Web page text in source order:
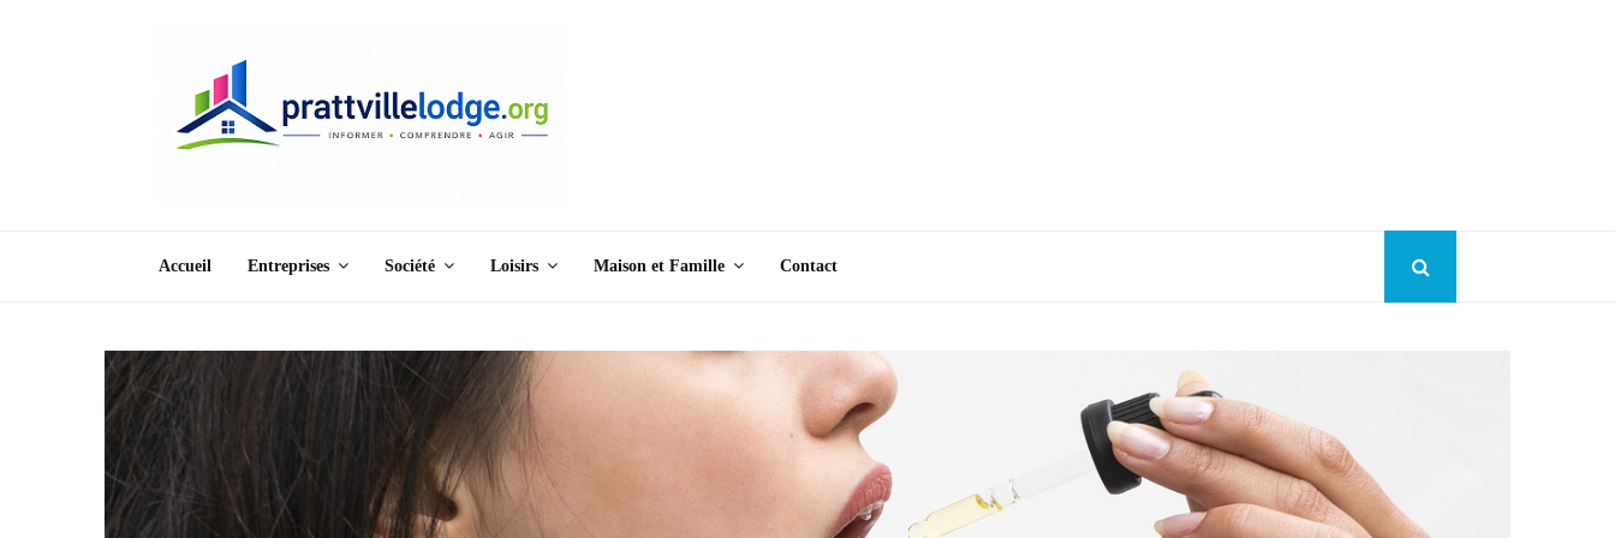
Accueil Entreprises Société Loisirs Maison et Famille Contact